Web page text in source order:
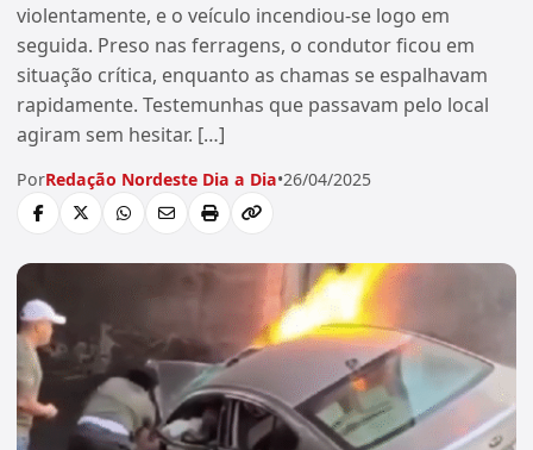
violentamente, e o veículo incendiou-se logo em
seguida. Preso nas ferragens, o condutor ficou em
situação crítica, enquanto as chamas se espalhavam
rapidamente. Testemunhas que passavam pelo local
agiram sem hesitar. […]
PorRedação Nordeste Dia a Dia•26/04/2025